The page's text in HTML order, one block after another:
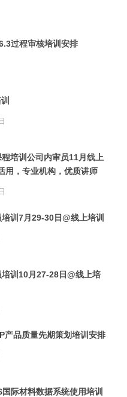
过程审核培训安排
培训公司内审员11月线上
用，专业机构，优质讲师
训7月29-30日@线上培训
训10月27-28日@线上培
产品质量先期策划培训安排
际材料数据系统使用培训